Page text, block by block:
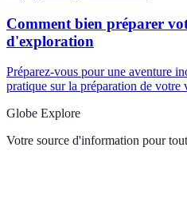
Comment bien préparer
d'exploration
Préparez-vous pour une aventure
pratique sur la préparation de votre
Globe Explore
Votre source d'information pour